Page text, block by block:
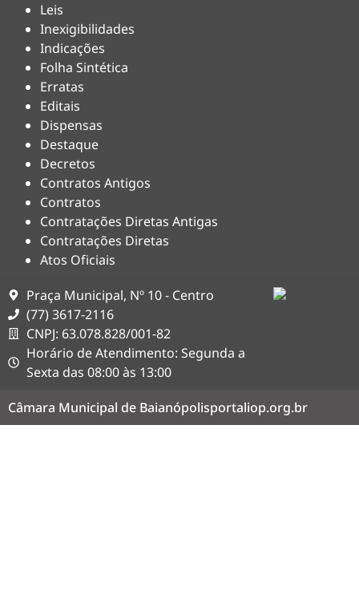
Leis
Inexigibilidades
Indicações
Folha Sintética
Erratas
Editais
Dispensas
Destaque
Decretos
Contratos Antigos
Contratos
Contratações Diretas Antigas
Contratações Diretas
Atos Oficiais
Praça Municipal, Nº 10 - Centro
(77) 3617-2116
CNPJ: 63.078.828/001-82
Horário de Atendimento: Segunda a
Sexta das 08:00 às 13:00
Câmara Municipal de Baianópolisportaliop.org.br